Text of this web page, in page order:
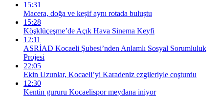
15:31
Macera, doğa ve keşif aynı rotada buluştu
15:28
Köşklüçeşme’de Açık Hava Sinema Keyfi
12:11
ASRİAD Kocaeli Şubesi’nden Anlamlı Sosyal Sorumluluk
Projesi
22:05
Ekin Uzunlar, Kocaeli’yi Karadeniz ezgileriyle coşturdu
12:30
Kentin gururu Kocaelispor meydana iniyor